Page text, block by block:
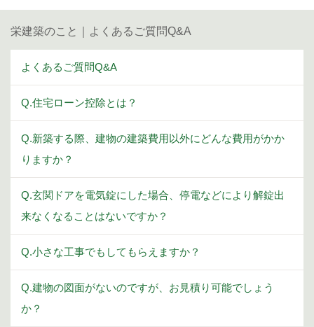
栄建築のこと｜よくあるご質問Q&A
よくあるご質問Q&A
Q.住宅ローン控除とは？
Q.新築する際、建物の建築費用以外にどんな費用がかか
りますか？
Q.玄関ドアを電気錠にした場合、停電などにより解錠出
来なくなることはないですか？
Q.小さな工事でもしてもらえますか？
Q.建物の図面がないのですが、お見積り可能でしょう
か？